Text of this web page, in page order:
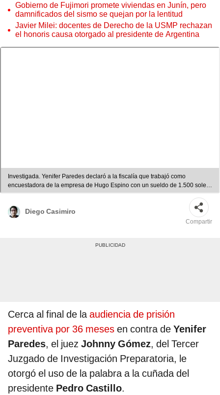
Gobierno de Fujimori promete viviendas en Junín, pero
damnificados del sismo se quejan por la lentitud
Javier Milei: docentes de Derecho de la USMP rechazan
el honoris causa otorgado al presidente de Argentina
Investigada. Yenifer Paredes declaró a la fiscalía que trabajó como
encuestadora de la empresa de Hugo Espino con un sueldo de 1.500 soles.
Foto: Marco Cotrina/La República
Diego Casimiro
Compartir
Cerca al final de laaudiencia de prisión
preventiva por 36 meses en contra de Yenifer
Paredes, el juez Johnny Gómez, del Tercer
Juzgado de Investigación Preparatoria, le
otorgó el uso de la palabra a la cuñada del
presidente Pedro Castillo.